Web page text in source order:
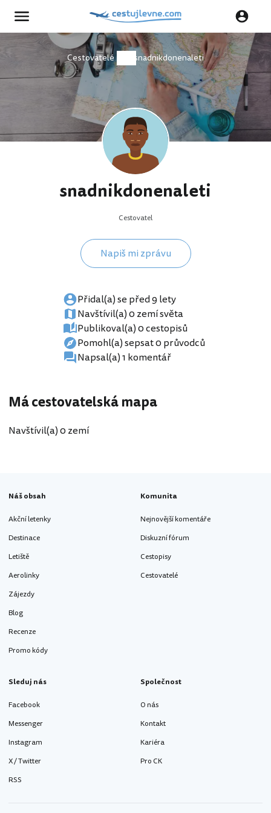
Cestovatelé snadnikdonenaleti
snadnikdonenaleti
Cestovatel
Napiš mi zprávu
Přidal(a) se před 9 lety
Navštívil(a) 0 zemí světa
Publikoval(a) 0 cestopisů
Pomohl(a) sepsat 0 průvodců
Napsal(a) 1 komentář
Má cestovatelská mapa
Navštívil(a) 0 zemí
Náš obsah
Akční letenky
Destinace
Letiště
Aerolinky
Zájezdy
Blog
Recenze
Promo kódy
Komunita
Nejnovější komentáře
Diskuzní fórum
Cestopisy
Cestovatelé
Sleduj nás
Facebook
Messenger
Instagram
X / Twitter
RSS
Společnost
O nás
Kontakt
Kariéra
Pro CK